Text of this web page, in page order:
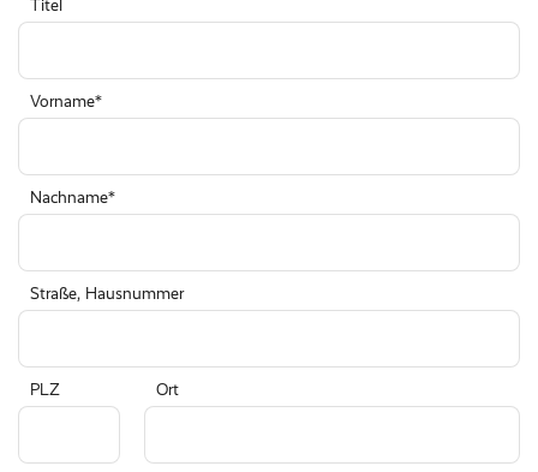
Titel
Vorname
Nachname
Straße, Hausnummer
PLZ Ort